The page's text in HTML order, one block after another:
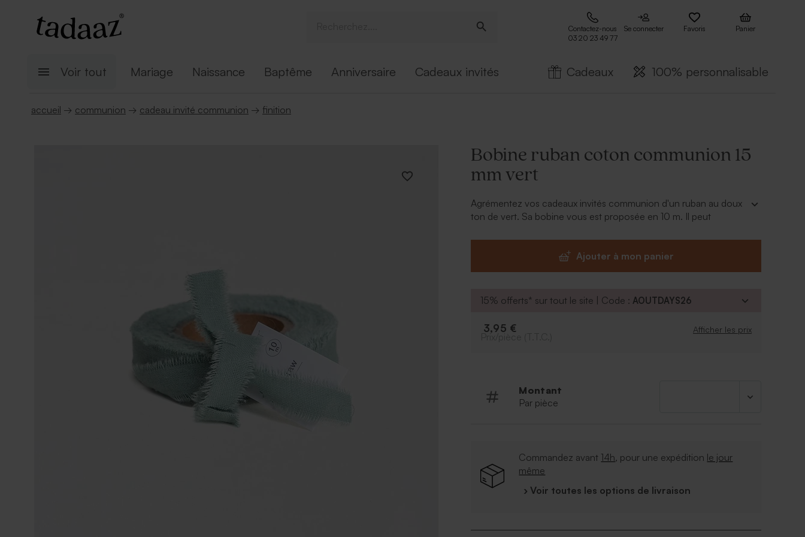
Contactez-nous
03 20 23 49 77
Se connecter Favoris Panier
Voir tout Mariage Naissance Baptême Anniversaire Cadeaux invités Cadeaux 100% personnalisable
accueil → communion → cadeau invité communion → finition
Bobine ruban coton communion 15
mm vert
Agrémentez vos cadeaux invités communion d'un ruban au doux
ton de vert. Sa bobine vous est proposée en 10 m. Il peut
Cadeau invité vendu séparément.
Ajouter à mon panier
15% offerts* sur tout le site | Code :AOUTDAYS26
3,95 € Afficher les prix
Montant
Par pièce
Commandez avant 14h, pour une expédition le jour
même
› Voir toutes les options de livraison